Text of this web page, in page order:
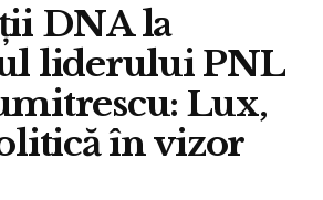
DNA la
liderului PNL
Lux,
în vizor